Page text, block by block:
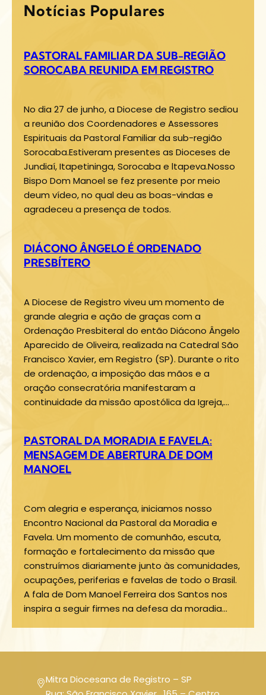
Notícias Populares
PASTORAL FAMILIAR DA SUB-REGIÃO
SOROCABA REUNIDA EM REGISTRO
No dia 27 de junho, a Diocese de Registro sediou
a reunião dos Coordenadores e Assessores
Espirituais da Pastoral Familiar da sub-região
Sorocaba.Estiveram presentes as Dioceses de
Jundiaí, Itapetininga, Sorocaba e ltapeva.Nosso
Bispo Dom Manoel se fez presente por meio
deum vídeo, no qual deu as boas-vindas e
agradeceu a presença de todos.
DIÁCONO ÂNGELO É ORDENADO
PRESBÍTERO
A Diocese de Registro viveu um momento de
grande alegria e ação de graças com a
Ordenação Presbiteral do então Diácono Ângelo
Aparecido de Oliveira, realizada na Catedral São
Francisco Xavier, em Registro (SP). Durante o rito
de ordenação, a imposição das mãos e a
oração consecratória manifestaram a
continuidade da missão apostólica da Igreja,…
PASTORAL DA MORADIA E FAVELA:
MENSAGEM DE ABERTURA DE DOM
MANOEL
Com alegria e esperança, iniciamos nosso
Encontro Nacional da Pastoral da Moradia e
Favela. Um momento de comunhão, escuta,
formação e fortalecimento da missão que
construímos diariamente junto às comunidades,
ocupações, periferias e favelas de todo o Brasil.
A fala de Dom Manoel Ferreira dos Santos nos
inspira a seguir firmes na defesa da moradia…
Mitra Diocesana de Registro – SP